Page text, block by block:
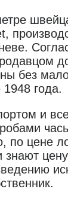
без
года.
и
по цене
знают цену